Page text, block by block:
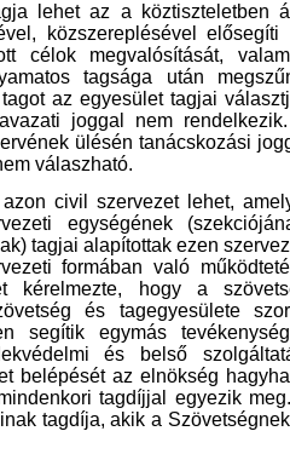
lehet az a köztiszteletben
közszereplésével elősegíti
célok megvalósítását,
tagsága után
az egyesület tagjai
joggal nem rendelkezik.
ülésén tanácskozási
válaszható.
civil szervezet lehet,
egységének
tagjai alapítottak ezen
formában való
hogy a
és tagegyesülete
segítik egymás
és belső
belépését az elnökség
tagdíjjal egyezik
tagdíja, akik a